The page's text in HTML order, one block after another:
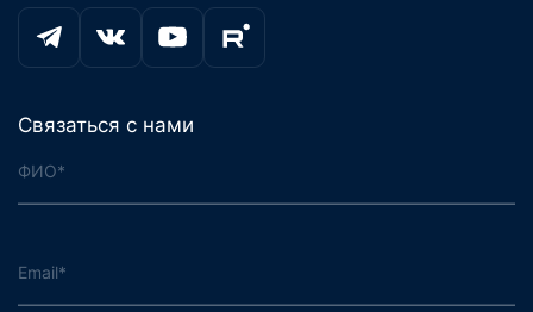
Связаться с нами